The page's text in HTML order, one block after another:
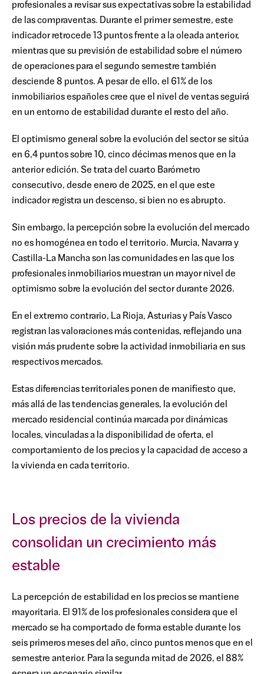
profesionales a revisar sus expectativas sobre la estabilidad
de las compraventas. Durante el primer semestre, este
indicador retrocede 13 puntos frente a la oleada anterior,
mientras que su previsión de estabilidad sobre el número
de operaciones para el segundo semestre también
desciende 8 puntos. A pesar de ello, el 61% de los
inmobiliarios españoles cree que el nivel de ventas seguirá
en un entorno de estabilidad durante el resto del año.
El optimismo general sobre la evolución del sector se sitúa
en 6,4 puntos sobre 10, cinco décimas menos que en la
anterior edición. Se trata del cuarto Barómetro
consecutivo, desde enero de 2025, en el que este
indicador registra un descenso, si bien no es abrupto.
Sin embargo, la percepción sobre la evolución del mercado
no es homogénea en todo el territorio. Murcia, Navarra y
Castilla-La Mancha son las comunidades en las que los
profesionales inmobiliarios muestran un mayor nivel de
optimismo sobre la evolución del sector durante 2026.
En el extremo contrario, La Rioja, Asturias y País Vasco
registran las valoraciones más contenidas, reflejando una
visión más prudente sobre la actividad inmobiliaria en sus
respectivos mercados.
Estas diferencias territoriales ponen de manifiesto que,
más allá de las tendencias generales, la evolución del
mercado residencial continúa marcada por dinámicas
locales, vinculadas a la disponibilidad de oferta, el
comportamiento de los precios y la capacidad de acceso a
la vivienda en cada territorio.
Los precios de la vivienda
consolidan un crecimiento más
estable
La percepción de estabilidad en los precios se mantiene
mayoritaria. El 91% de los profesionales considera que el
mercado se ha comportado de forma estable durante los
seis primeros meses del año, cinco puntos menos que en el
semestre anterior. Para la segunda mitad de 2026, el 88%